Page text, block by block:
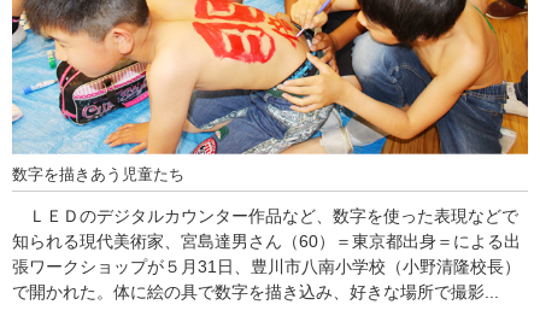
数字を描きあう児童たち
ＬＥＤのデジタルカウンター作品など、数字を使った表現などで
知られる現代美術家、宮島達男さん（60）＝東京都出身＝による出
張ワークショップが５月31日、豊川市八南小学校（小野清隆校長）
で開かれた。体に絵の具で数字を描き込み、好きな場所で撮影...